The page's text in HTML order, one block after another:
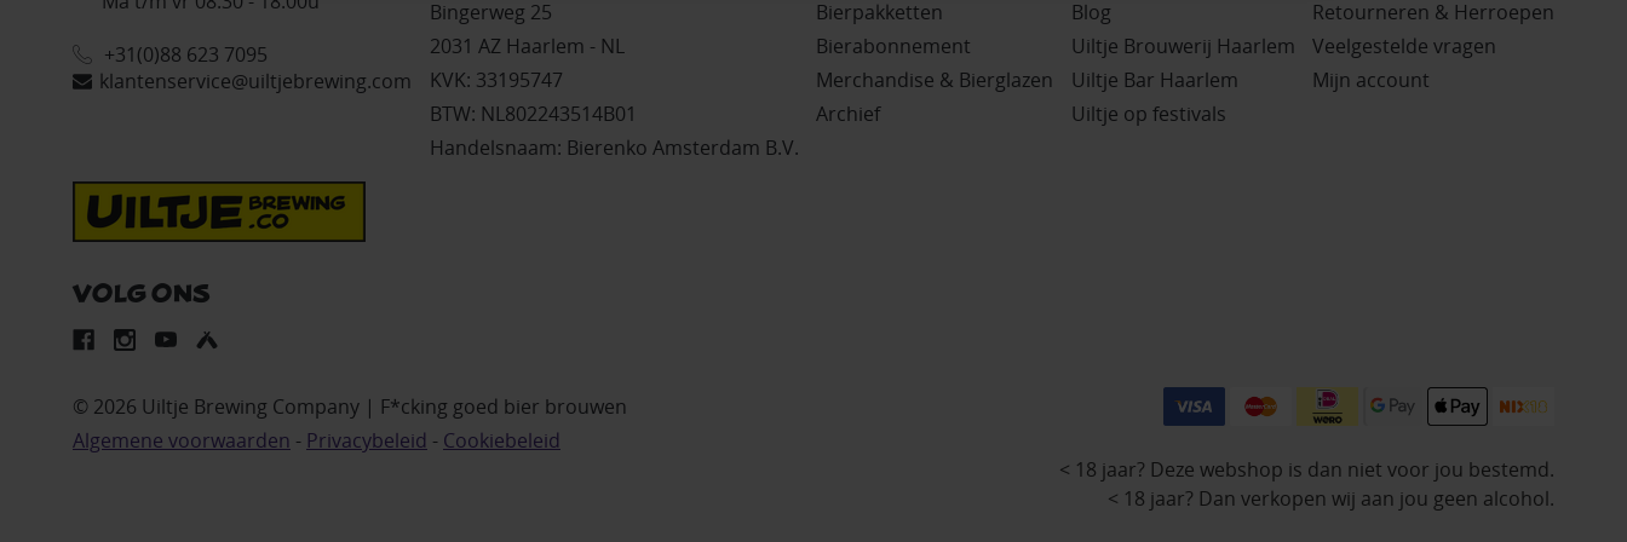
+31(0)88 623 7095
klantenservice@uiltjebrewing.com
VOLG ONS
Bingerweg 25
2031 AZ Haarlem - NL
KVK: 33195747
BTW: NL802243514B01
Handelsnaam: Bierenko Amsterdam B.V.
Bierpakketten
Bierabonnement
Merchandise & Bierglazen
Archief
Blog
Uiltje Brouwerij Haarlem
Uiltje Bar Haarlem
Uiltje op festivals
Retourneren & Herroepen
Veelgestelde vragen
Mijn account
© 2026 Uiltje Brewing Company | F*cking goed bier brouwen
Algemene voorwaarden - Privacybeleid - Cookiebeleid
< 18 jaar? Deze webshop is dan niet voor jou bestemd.
< 18 jaar? Dan verkopen wij aan jou geen alcohol.